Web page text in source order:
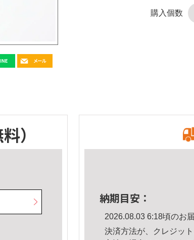
購入個数
）
納期目安：
2026.08.03 6:18頃のお
決済方法が、クレジッ